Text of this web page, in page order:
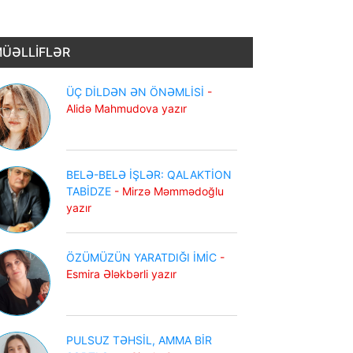
ÜÇ DİLDƏN ƏN ÖNƏMLİSİ -
Alidə Mahmudova yazır
BELƏ-BELƏ İŞLƏR: QALAKTİON
TABİDZE - Mirzə Məmmədoğlu
yazır
ÖZÜMÜZÜN YARATDIĞI İMİC -
Esmira Ələkbərli yazır
PULSUZ TƏHSİL, AMMA BİR